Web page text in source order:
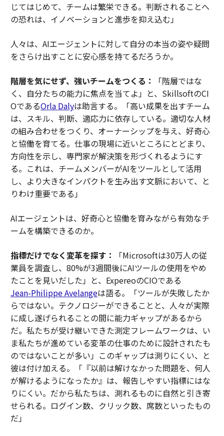
じてはじめて、チームは繁栄できる。判断されることへ
の恐れは、イノベーションと進歩を抑え込む」
人々は、AIエージェントに対して自分の本当の姿や疑問
をさらけ出すことに安心感を持てるだろうか。
階層を気にせず、強いチームをつくる：
「階層ではな
く、自分たちの能力に焦点を当てよ」と、SkillsoftのCI
OであるOrla Dalyは助言する。「高い成果を出すチーム
は、スキル、判断、適応力に依存している。適切な人材
の組み合わせをつくり、オーナーシップを与え、好奇心
と協働を育てる。仕事の現場に近いところにとどまり、
方向性を示し、専門家が解決策を形づくれるようにす
る。これは、チームメンバーがAIをツールとして活用
し、より大きなインパクトを生み出す文脈において、と
りわけ重要である」
AIエージェントは、好奇心と協働を育みながら有効なチ
ームを構築できるのか。
指標だけでなく変革を探す：
「Microsoftは30万人の従
業員を調査し、80%が3週間後にAIツールの使用をやめ
たことを見いだした」と、ExpereoのCIOである
Jean-Philippe Avelangeは語る。「ツールが失敗したか
らではない。テクノロジーができることと、人々が実際
に成し遂げられることの間に能力ギャップがあるから
だ。私たちが受け継いできた測定フレームワークは、い
ま私たちが進めている変革の仕事のために設計されたも
のではないことが多い」このギャップは測りにくい、と
彼は付け加える。「『以前は解けなかった問題を、何人
が解けるようになったか』は、報告しやすい指標にはな
りにくい。だから私たちは、測れるものに自然と引き寄
せられる。ログイン数、クリック数、席数といったもの
だ」